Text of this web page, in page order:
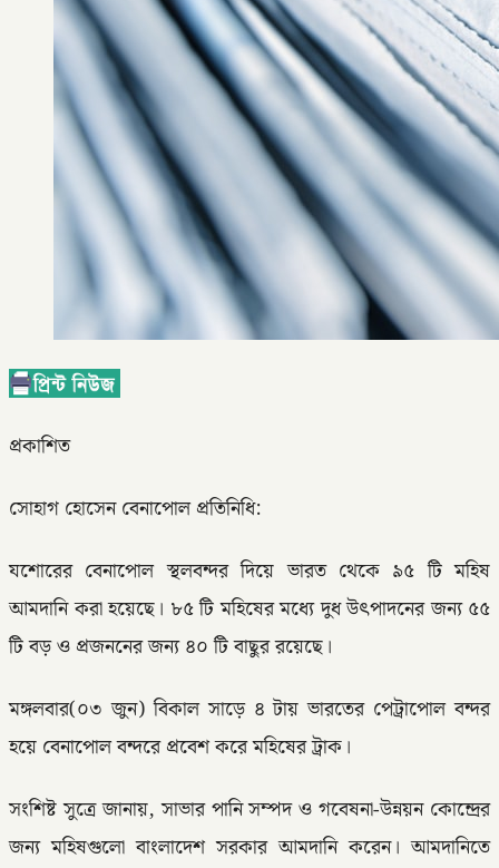
প্রকাশিত
সোহাগ হোসেন বেনাপোল প্রতিনিধি:
যশোরের বেনাপোল স্থলবন্দর দিয়ে ভারত থেকে ৯৫ টি মহিষ
আমদানি করা হয়েছে। ৮৫ টি মহিষের মধ্যে দুধ উৎপাদনের জন্য ৫৫
টি বড় ও প্রজননের জন্য ৪০ টি বাছুর রয়েছে।
মঙ্গলবার(০৩ জুন) বিকাল সাড়ে ৪ টায় ভারতের পেট্রাপোল বন্দর
হয়ে বেনাপোল বন্দরে প্রবেশ করে মহিষের ট্রাক।
সংশিষ্ট সুত্রে জানায়, সাভার পানি সম্পদ ও গবেষনা-উন্নয়ন কোন্দ্রের
জন্য মহিষগুলো বাংলাদেশ সরকার আমদানি করেন। আমদানিতে